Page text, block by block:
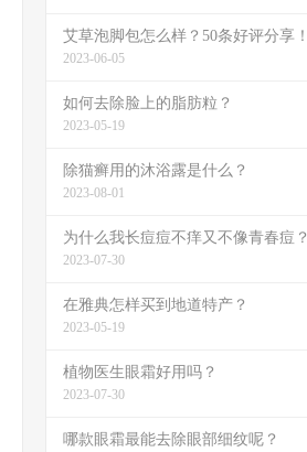
艾草泡脚包怎么样？50条好评分享！
2023-06-05
如何去除脸上的脂肪粒？
2023-05-19
除猫癣用的沐浴露是什么？
2023-08-01
为什么我长痘痘不痒又不像青春痘？
2023-07-30
在雅典怎样买到地道特产？
2023-05-19
植物医生眼霜好用吗？
2023-07-30
哪款眼霜最能去除眼部细纹呢？